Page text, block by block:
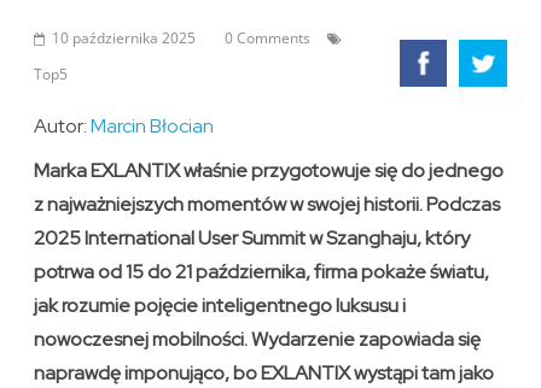
10 października 2025
0 Comments
Top5
Autor:Marcin Błocian
Marka EXLANTIX właśnie przygotowuje się do jednego
z najważniejszych momentów w swojej historii. Podczas
2025 International User Summit w Szanghaju, który
potrwa od 15 do 21 października, firma pokaże światu,
jak rozumie pojęcie inteligentnego luksusu i
nowoczesnej mobilności. Wydarzenie zapowiada się
naprawdę imponująco, bo EXLANTIX wystąpi tam jako